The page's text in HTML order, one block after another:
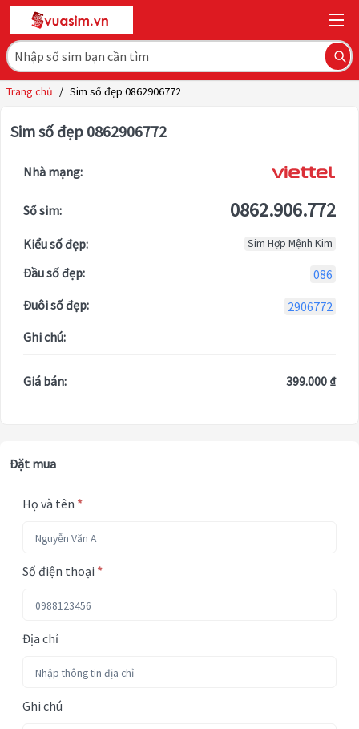
Trang chủ / Sim số đẹp 0862906772
Sim số đẹp 0862906772
Nhà mạng:
Số sim: 0862.906.772
Kiểu số đẹp: Sim Hợp Mệnh Kim
Đầu số đẹp:
086
Đuôi số đẹp:
2906772
Ghi chú:
Giá bán: 399.000 ₫
Đặt mua
Họ và tên *
Số điện thoại *
Địa chỉ
Ghi chú